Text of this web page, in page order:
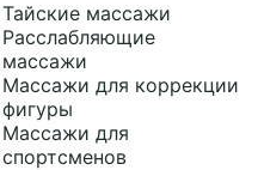
Тайские массажи
Расслабляющие
массажи
Массажи для коррекции
фигуры
Массажи для
спортсменов